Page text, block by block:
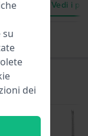
Vedi i
su
dei